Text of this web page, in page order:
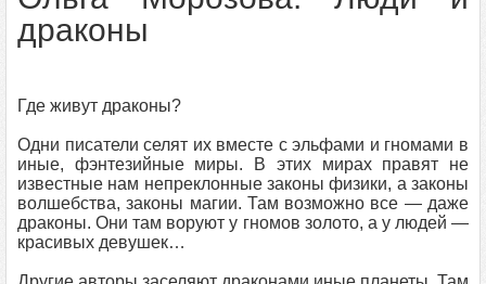
драконы
Где живут драконы?
Одни писатели селят их вместе с эльфами и гномами в
иные, фэнтезийные миры. В этих мирах правят не
известные нам непреклонные законы физики, а законы
волшебства, законы магии. Там возможно все — даже
драконы. Они там воруют у гномов золото, а у людей —
красивых девушек…